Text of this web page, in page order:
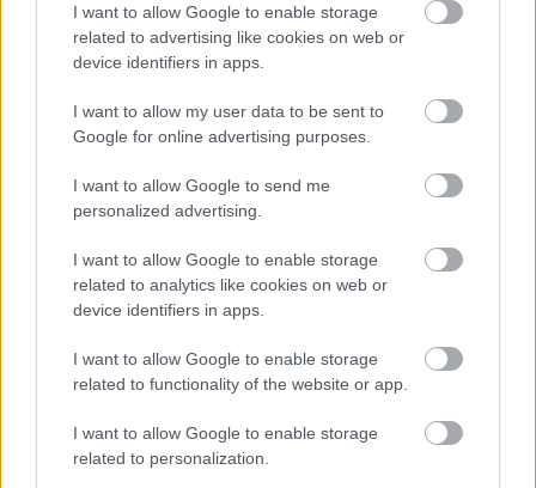
I want to allow Google to enable storage
related to advertising like cookies on web or
device identifiers in apps.
I want to allow my user data to be sent to
Google for online advertising purposes.
I want to allow Google to send me
personalized advertising.
I want to allow Google to enable storage
related to analytics like cookies on web or
device identifiers in apps.
I want to allow Google to enable storage
related to functionality of the website or app.
I want to allow Google to enable storage
related to personalization.
Το Πανόραμα Μικρολίμανου
Στον χάρτηεδώ(ακριβώς δίπλα στο Χρυσό